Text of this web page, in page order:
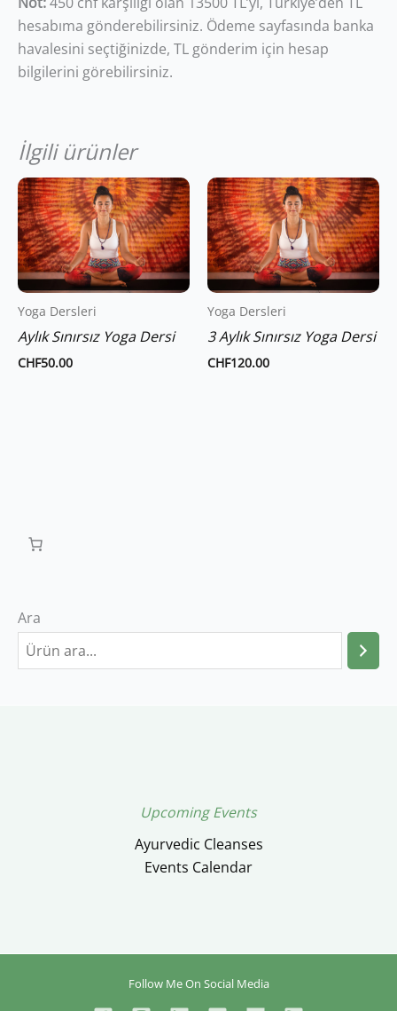
hesabıma gönderebilirsiniz. Ödeme sayfasında banka
havalesini seçtiğinizde, TL gönderim için hesap
bilgilerini görebilirsiniz.
İlgili ürünler
Yoga Dersleri
Aylık Sınırsız Yoga Dersi
CHF50.00
Yoga Dersleri
3 Aylık Sınırsız Yoga Dersi
CHF120.00
Ara
Upcoming Events
Ayurvedic Cleanses
Events Calendar
Follow Me On Social Media